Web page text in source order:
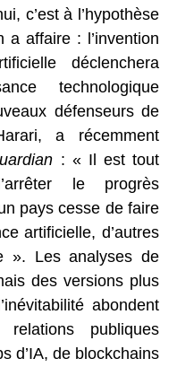
c’est à l’hypothèse
a affaire : l’invention
déclenchera
technologique
défenseurs de
a récemment
: « Il est tout
le progrès
pays cesse de faire
artificielle, d’autres
». Les analyses de
des versions plus
abondent
publiques
d’IA, de blockchains